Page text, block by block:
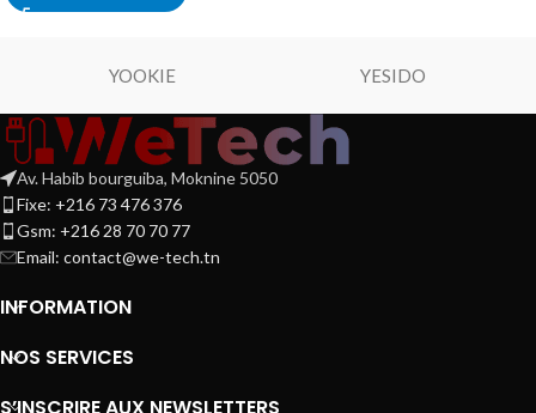
YOOKIE YESIDO
Av. Habib bourguiba, Moknine 5050
Fixe: +216 73 476 376
Gsm: +216 28 70 70 77
Email: contact@we-tech.tn
INFORMATION
NOS SERVICES